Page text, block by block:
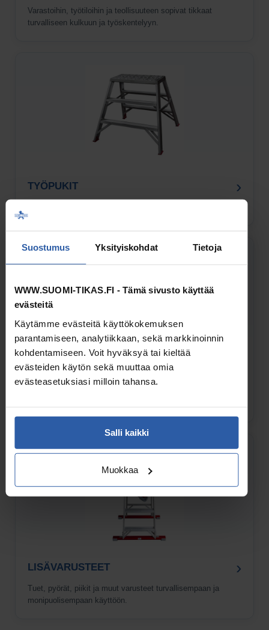
Suostumus Yksityiskohdat Tietoja
WWW.SUOMI-TIKAS.FI - Tämä sivusto käyttää
evästeitä
Käytämme evästeitä käyttökokemuksen
parantamiseen, analytiikkaan, sekä markkinoinnin
kohdentamiseen. Voit hyväksyä tai kieltää
evästeiden käytön sekä muuttaa omia
evästeasetuksiasi milloin tahansa.
Salli kaikki
Muokkaa
Varastoihin, työtiloihin ja teollisuuteen sopivat tikkaat
turvalliseen kulkuun ja työskentelyyn.
TYÖPUKIT ›
HUOLTOPORTAAT JA PORRASTASOT
LISÄVARUSTEET ›
Tuet, pyörät, piikit ja muut varusteet turvallisempaan ja
monipuolisempaan käyttöön.